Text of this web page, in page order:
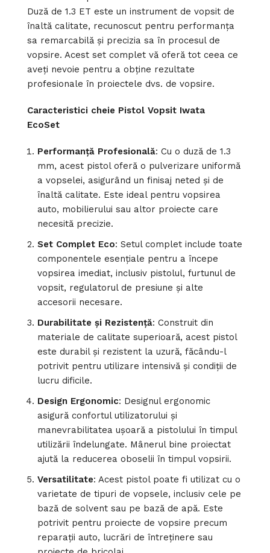
Duză de 1.3 ET este un instrument de vopsit de
înaltă calitate, recunoscut pentru performanța
sa remarcabilă și precizia sa în procesul de
vopsire. Acest set complet vă oferă tot ceea ce
aveți nevoie pentru a obține rezultate
profesionale în proiectele dvs. de vopsire.
Caracteristici cheie Pistol Vopsit Iwata
EcoSet
Performanță Profesională: Cu o duză de 1.3
mm, acest pistol oferă o pulverizare uniformă
a vopselei, asigurând un finisaj neted și de
înaltă calitate. Este ideal pentru vopsirea
auto, mobilierului sau altor proiecte care
necesită precizie.
Set Complet Eco: Setul complet include toate
componentele esențiale pentru a începe
vopsirea imediat, inclusiv pistolul, furtunul de
vopsit, regulatorul de presiune și alte
accesorii necesare.
Durabilitate și Rezistență: Construit din
materiale de calitate superioară, acest pistol
este durabil și rezistent la uzură, făcându-l
potrivit pentru utilizare intensivă și condiții de
lucru dificile.
Design Ergonomic: Designul ergonomic
asigură confortul utilizatorului și
manevrabilitatea ușoară a pistolului în timpul
utilizării îndelungate. Mânerul bine proiectat
ajută la reducerea oboselii în timpul vopsirii.
Versatilitate: Acest pistol poate fi utilizat cu o
varietate de tipuri de vopsele, inclusiv cele pe
bază de solvent sau pe bază de apă. Este
potrivit pentru proiecte de vopsire precum
reparații auto, lucrări de întreținere sau